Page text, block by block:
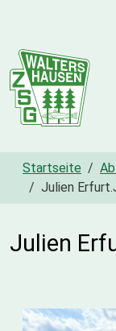
Startseite
Julien
Julien